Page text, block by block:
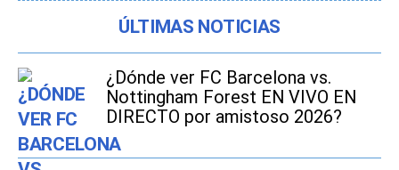
ÚLTIMAS NOTICIAS
¿Dónde ver FC Barcelona vs.
Nottingham Forest EN VIVO EN
DIRECTO por amistoso 2026?